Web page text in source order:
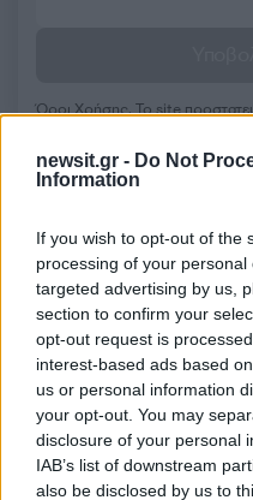
newsit.gr - Do Not
Information
If you wish to opt-out of the
processing of your
targeted advertising by us,
section to confirm your
opt-out request is
interest-based ads based
us or personal information
your opt-out. You may
disclosure of your personal
IAB’s list of downstream
also be disclosed by us to
Όροι Χρήσης. Το site
Share:
Ακολουθήστε το Νewsit.gr
ενημερωθείτε πρώτοι για
τελευταία νέατης ημέρας